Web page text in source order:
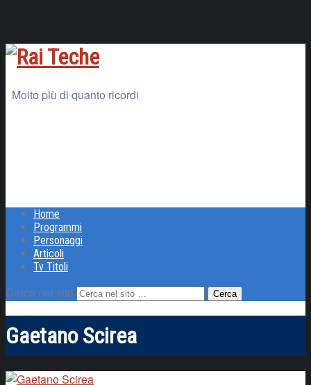
Molto più di quanto ricordi
Home
Programmi
Personaggi
Articoli
Tv Titoli
Cerca nel sito
Gaetano Scirea